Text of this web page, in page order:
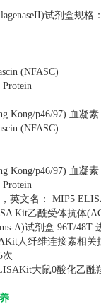
试剂盒规格
(NFASC)
Protein
Kong/p46/97) 血凝素
(NFASC)
Kong/p46/97) 血凝素
Protein
英文名：
MIP5
Kit乙酰受体抗体
A)试剂盒 96T/48T
人纤维连接素相关
次
大鼠0酸化乙酰